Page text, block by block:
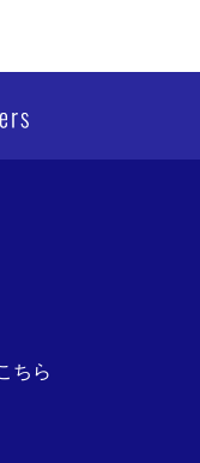
ちら